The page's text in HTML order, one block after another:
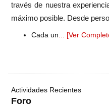
través de nuestra
máximo posible. Desde
Cada un ... [Ver
Actividades Recientes
Foro